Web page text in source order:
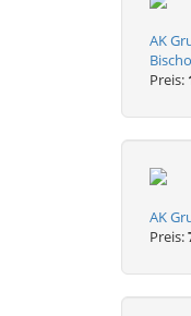
AK
Preis:
AK
Preis: